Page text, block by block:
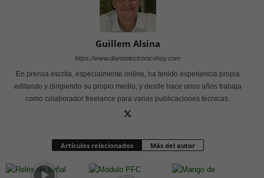
Guillem Alsina
https://www.diarioelectronicohoy.com
En prensa escrita, especialmente online, ha tenido experiencia propia
editando y dirigiendo su propio medio, y desde hace unos años trabaja
como colaborador freelance para varias publicaciones técnicas.
Artículos relacionados Más del autor